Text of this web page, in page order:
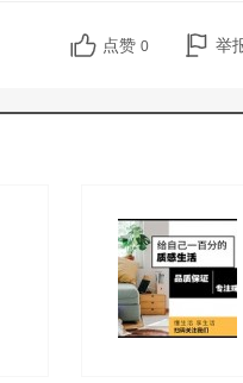
点赞 0 举